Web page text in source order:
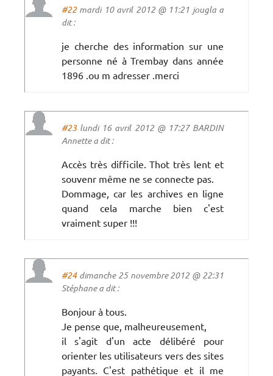
#22mardi 10 avril 2012 @ 11:21 jougla a
dit :
je cherche des information sur une
personne né à Trembay dans année
1896 .ou m adresser .merci
#23 lundi 16 avril 2012 @ 17:27 BARDIN
Annette a dit :
Accès très difficile. Thot très lent et
souvenr même ne se connecte pas.
Dommage, car les archives en ligne
quand cela marche bien c'est
vraiment super !!!
#24dimanche 25 novembre 2012 @ 22:31
Stéphane a dit :
Bonjour à tous.
Je pense que, malheureusement,
il s'agit d'un acte délibéré pour
orienter les utilisateurs vers des sites
payants. C'est pathétique et il me